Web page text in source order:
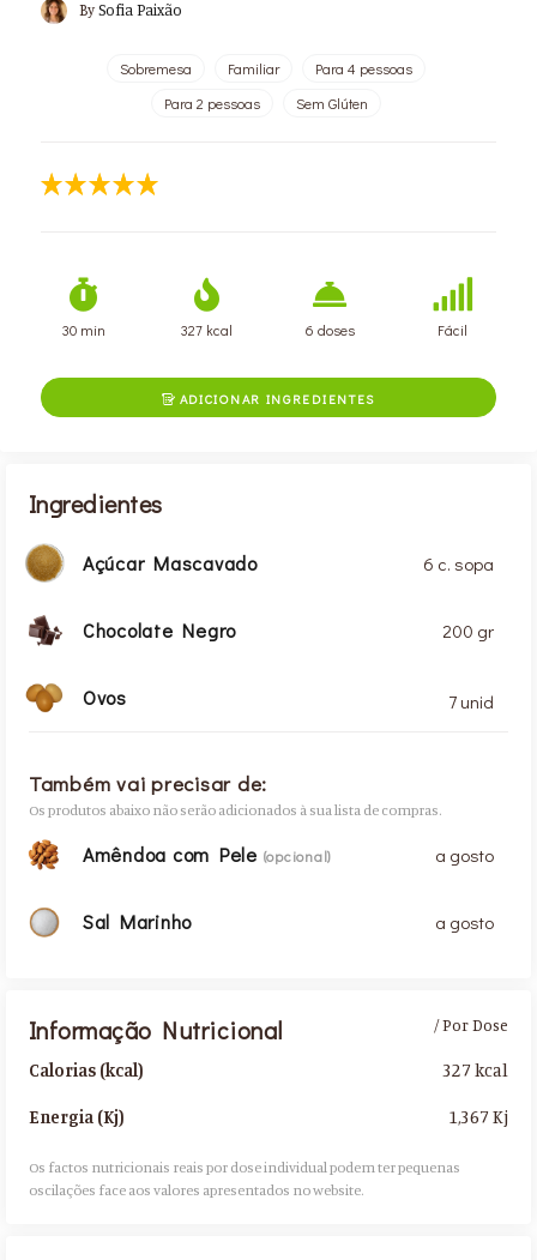
By Sofia Paixão
Sobremesa Familiar
Para 4 pessoas
Para 2 pessoas
Sem Glúten
30 min 327 kcal 6 doses Fácil
ADICIONAR INGREDIENTES
Ingredientes
Açúcar Mascavado 6 c. sopa
Chocolate Negro 200 gr
Ovos 7 unid
Também vai precisar de:
Os produtos abaixo não serão adicionados à sua lista de compras.
Amêndoa com Pele (opcional) a gosto
Sal Marinho a gosto
Informação Nutricional
Calorias (kcal)
Energia (Kj)
/ Por Dose
327 kcal
1,367 Kj
Os factos nutricionais reais por dose individual podem ter pequenas
oscilações face aos valores apresentados no website.​